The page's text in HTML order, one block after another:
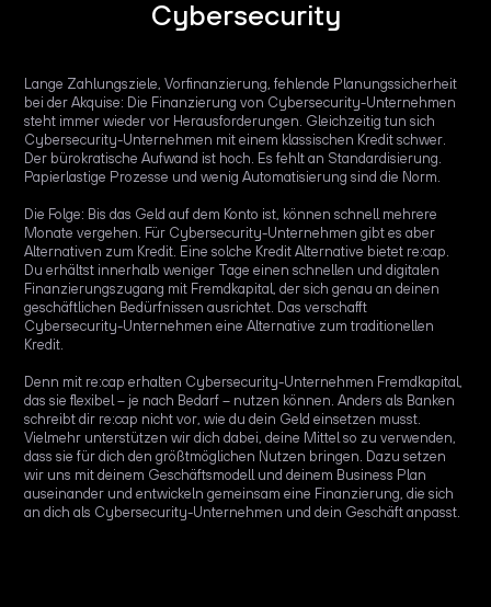
Cybersecurity
Lange Zahlungsziele, Vorfinanzierung, fehlende Planungssicherheit
bei der Akquise: Die Finanzierung von Cybersecurity-Unternehmen
steht immer wieder vor Herausforderungen. Gleichzeitig tun sich
Cybersecurity-Unternehmen mit einem klassischen Kredit schwer.
Der bürokratische Aufwand ist hoch. Es fehlt an Standardisierung.
Papierlastige Prozesse und wenig Automatisierung sind die Norm.
Die Folge: Bis das Geld auf dem Konto ist, können schnell mehrere
Monate vergehen. Für Cybersecurity-Unternehmen gibt es aber
Alternativen zum Kredit. Eine solche Kredit Alternative bietet re:cap.
Du erhältst innerhalb weniger Tage einen schnellen und digitalen
Finanzierungszugang mit Fremdkapital, der sich genau an deinen
geschäftlichen Bedürfnissen ausrichtet. Das verschafft
Cybersecurity-Unternehmen eine Alternative zum traditionellen
Kredit.
Denn mit re:cap erhalten Cybersecurity-Unternehmen Fremdkapital,
das sie flexibel – je nach Bedarf – nutzen können. Anders als Banken
schreibt dir re:cap nicht vor, wie du dein Geld einsetzen musst.
Vielmehr unterstützen wir dich dabei, deine Mittel so zu verwenden,
dass sie für dich den größtmöglichen Nutzen bringen. Dazu setzen
wir uns mit deinem Geschäftsmodell und deinem Business Plan
auseinander und entwickeln gemeinsam eine Finanzierung, die sich
an dich als Cybersecurity-Unternehmen und dein Geschäft anpasst.